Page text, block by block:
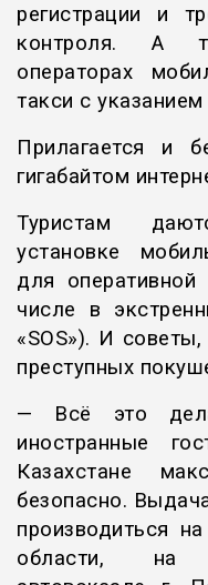
регистрации и
контроля. А
операторах
такси с
Прилагается и
гигабайтом
Туристам
установке
для
числе в
«SOS»). И
преступных
— Всё это
иностранные
Казахстане
безопасно.
производиться
области, на